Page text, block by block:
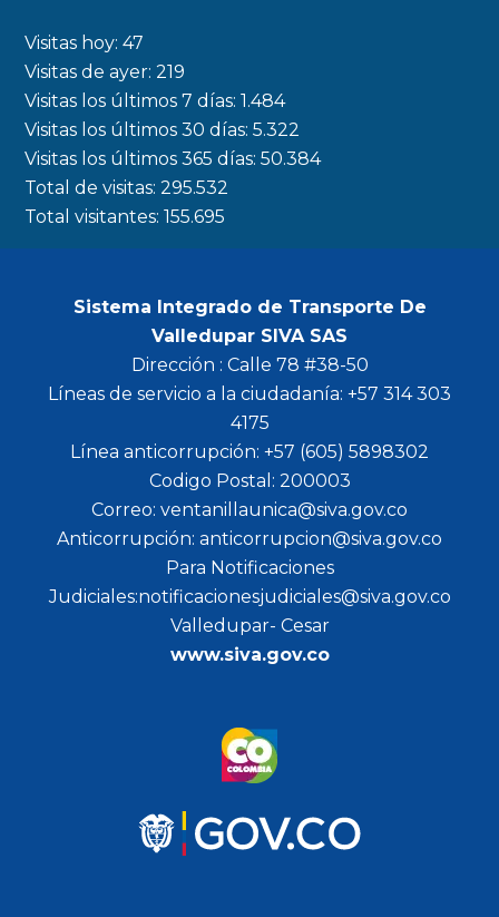
o
k
a
m
r
Visitas hoy:47
Visitas de ayer:219
Visitas los últimos 7 días:1.484
Visitas los últimos 30 días:5.322
Visitas los últimos 365 días:50.384
Total de visitas:295.532
Total visitantes:155.695
Sistema Integrado de Transporte De
Valledupar SIVA SAS
Dirección : Calle 78 #38-50
Líneas de servicio a la ciudadanía: +57 314 303
4175
Línea anticorrupción: +57 (605) 5898302
Codigo Postal: 200003
Correo: ventanillaunica@siva.gov.co
Anticorrupción: anticorrupcion@siva.gov.co
Para Notificaciones
Judiciales:notificacionesjudiciales@siva.gov.co
Valledupar- Cesar
www.siva.gov.co